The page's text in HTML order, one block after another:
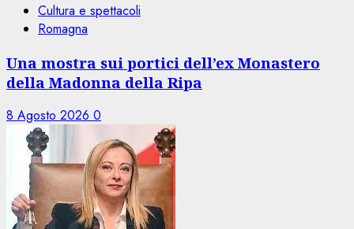
Cultura e spettacoli
Romagna
Una mostra sui portici dell’ex Monastero
della Madonna della Ripa
8 Agosto 2026 0